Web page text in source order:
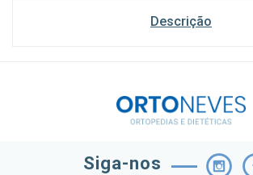
Descrição
Siga-nos